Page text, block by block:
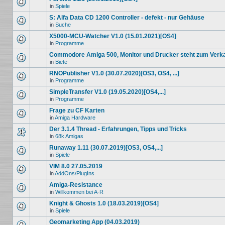
in Spiele
S: Alfa Data CD 1200 Controller - defekt - nur Gehäuse
in Suche
X5000-MCU-Watcher V1.0 (15.01.2021)[OS4]
in Programme
Commodore Amiga 500, Monitor und Drucker steht zum
in Biete
RNOPublisher V1.0 (30.07.2020)[OS3, OS4, ...]
in Programme
SimpleTransfer V1.0 (19.05.2020)[OS4,...]
in Programme
Frage zu CF Karten
inAmiga Hardware
Der 3.1.4 Thread - Erfahrungen, Tipps und Tricks
in 68k Amigas
Runaway 1.11 (30.07.2019)[OS3, OS4,...]
in Spiele
VIM 8.0 27.05.2019
inAddOns/PlugIns
Amiga-Resistance
in Willkommen bei A-R
Knight & Ghosts 1.0 (18.03.2019)[OS4]
in Spiele
Geomarketing App (04.03.2019)